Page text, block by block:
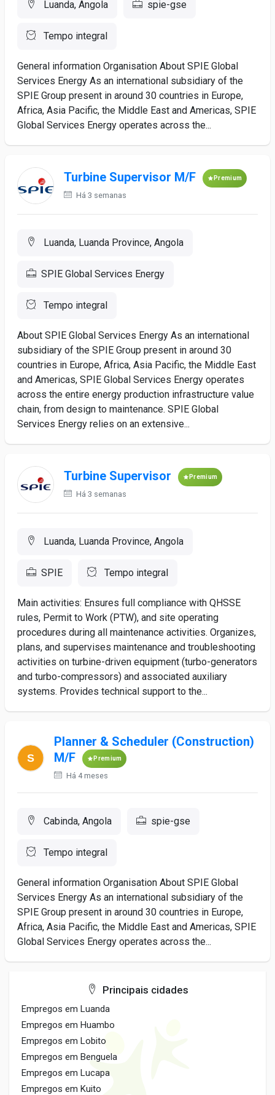
Luanda, Angola spie-gse
Tempo integral
General information Organisation About SPIE Global
Services Energy As an international subsidiary of the
SPIE Group present in around 30 countries in Europe,
Africa, Asia Pacific, the Middle East and Americas, SPIE
Global Services Energy operates across the...
Turbine Supervisor M/F Premium
Há 3 semanas
Luanda, Luanda Province, Angola
SPIE Global Services Energy
Tempo integral
About SPIE Global Services Energy As an international
subsidiary of the SPIE Group present in around 30
countries in Europe, Africa, Asia Pacific, the Middle East
and Americas, SPIE Global Services Energy operates
across the entire energy production infrastructure value
chain, from design to maintenance. SPIE Global
Services Energy relies on an extensive...
Turbine Supervisor Premium
Há 3 semanas
Luanda, Luanda Province, Angola
SPIE Tempo integral
Main activities: Ensures full compliance with QHSSE
rules, Permit to Work (PTW), and site operating
procedures during all maintenance activities. Organizes,
plans, and supervises maintenance and troubleshooting
activities on turbine-driven equipment (turbo-generators
and turbo-compressors) and associated auxiliary
systems. Provides technical support to the...
Planner & Scheduler (Construction)
M/F
Premium
Há 4 meses
Cabinda, Angola spie-gse
Tempo integral
General information Organisation About SPIE Global
Services Energy As an international subsidiary of the
SPIE Group present in around 30 countries in Europe,
Africa, Asia Pacific, the Middle East and Americas, SPIE
Global Services Energy operates across the...
Principais cidades
Empregos em Luanda
Empregos em Huambo
Empregos em Lobito
Empregos em Benguela
Empregos em Lucapa
Empregos em Kuito